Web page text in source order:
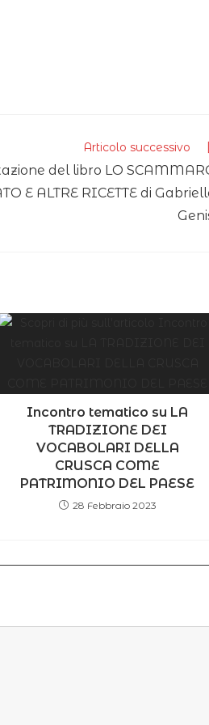
Articolo successivo
del libro LO
E ALTRE RICETTE di
Incontro tematico su LA
TRADIZIONE DEI
VOCABOLARI DELLA
CRUSCA COME
PATRIMONIO DEL PAESE
28 Febbraio 2023